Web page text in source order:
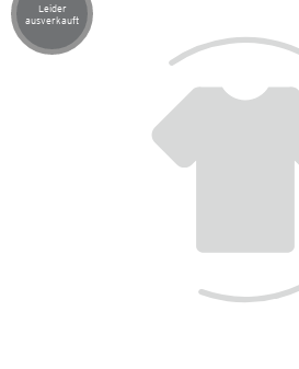
Artikel leider ausverkauft
Leider
ausverkauft